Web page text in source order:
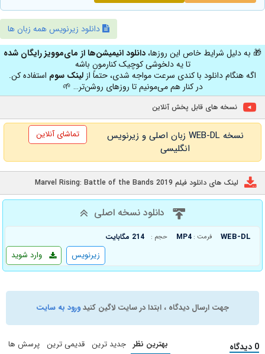
دانلود زیرنویس همه زبان ها
🎁 به دلیل شرایط خاص این روزها،دانلود انیمیشن‌ها از مای‌موویز رایگان شده
تا یه دلخوشی کوچیک کنارمون باشه
اگه هنگام دانلود با کندی سرعت مواجه شدی، حتماً از لینک سوم استفاده کن.
در کنار هم می‌مونیم تا روزهای روشن‌تر… 🌱
نسخه های قابل پخش آنلاین
نسخه WEB-DL زبان اصلی و زیرنویس
انگلیسی
تماشای آنلاین
لینک های دانلود فیلم Marvel Rising: Battle of the Bands 2019
دانلود نسخه اصلی
WEB-DL فرمت : MP4 حجم : 214 مگابایت
وارد شوید زیرنویس
جهت ارسال دیدگاه ، ابتدا در سایت لاگین کنیدورود به سایت
0 دیدگاه بهترین نظر جدید ترین قدیمی ترین پرسش ها